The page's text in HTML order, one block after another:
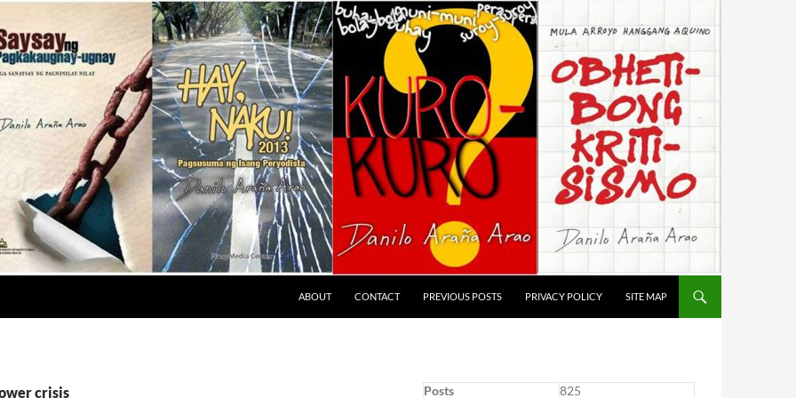
ABOUT CONTACT PREVIOUS POSTS PRIVACY POLICY SITE MAP
crisis Posts
825